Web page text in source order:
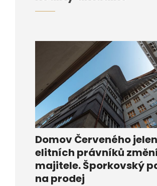
Domov Červeného
elitních právníků
majitele. Šporkovský
na prodej